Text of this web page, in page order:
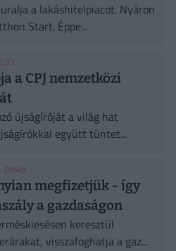
a lakáshitelpiacot. Nyáron
Start. Éppe...
a CPJ nemzetközi
újságíróját a világ hat
együtt tüntet...
09:49
megfizetjük - így
a gazdaságon
keresztül
visszafoghatja a gaz...